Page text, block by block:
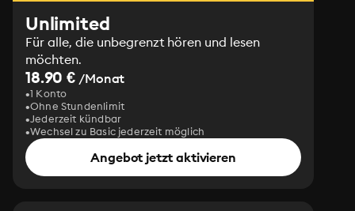
Unlimited
Für alle, die unbegrenzt hören und lesen
möchten.
18.90 € /Monat
1 Konto
Ohne Stundenlimit
Jederzeit kündbar
Wechsel zu Basic jederzeit möglich
Angebot jetzt aktivieren